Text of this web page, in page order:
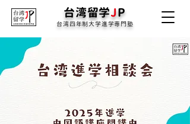
台湾留学JP
台湾四年制大学進学専門塾